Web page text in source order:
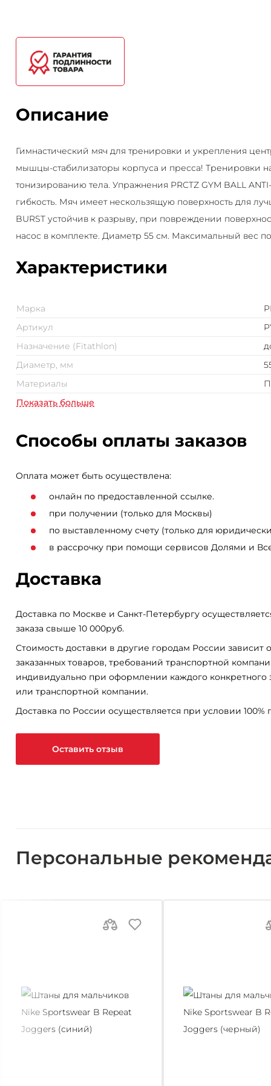
Описание
Гимнастический мяч для тренировки и укрепления
мышцы-стабилизаторы корпуса и пресса! Тренировки
тонизированию тела. Упражнения PRCTZ GYM BALL
гибкость. Мяч имеет нескользящую поверхность для
BURST устойчив к разрыву, при повреждении
насос в комплекте. Диаметр 55 см. Максимальный вес
Характеристики
Марка
Артикул
Назначение (Fitathlon)
Диаметр, мм
Материалы
Показать больше
Способы оплаты заказов
Оплата может быть осуществлена:
онлайн по предоставленной ссылке.
при получении (только для Москвы)
по выставленному счету (только для
в рассрочку при помощи сервисов Долями и
Доставка
Доставка по Москве и Санкт-Петербургу
заказа свыше 10 000руб.
Стоимость доставки в другие городам России зависит
заказанных товаров, требований транспортной
индивидуально при оформлении каждого конкретного
или транспортной компании.
Доставка по России осуществляется при условии 100%
Оставить отзыв
Персональные